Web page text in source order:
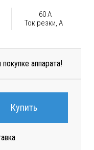
60 А
Ток резки, А
аппарата!
Купить